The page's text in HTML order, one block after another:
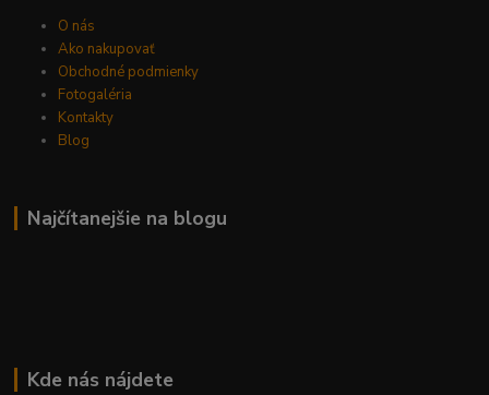
O nás
Ako nakupovať
Obchodné podmienky
Fotogaléria
Kontakty
Blog
Najčítanejšie na blogu
Kde nás nájdete